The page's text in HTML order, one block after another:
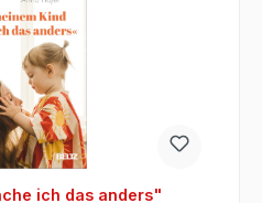
ich das anders"